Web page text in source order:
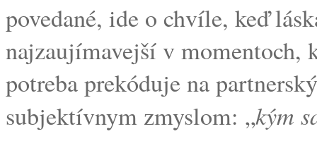
povedané, ide o chvíle, keď
najzaujímavejší v momentoch,
potreba prekóduje na
subjektívnym zmyslom: „kým